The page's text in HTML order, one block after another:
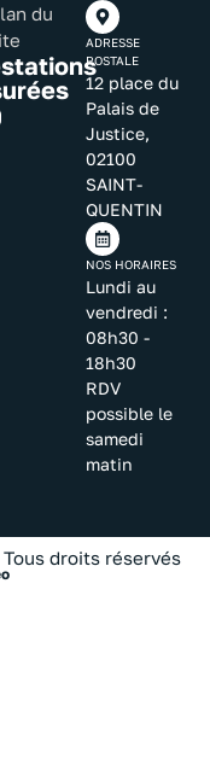
du
ADRESSE
POSTALE
12 place du
Palais de
Justice,
02100
SAINT-
QUENTIN
NOS HORAIRES
Lundi au
vendredi :
08h30 -
18h30
RDV
possible le
samedi
matin
Tous droits réservés